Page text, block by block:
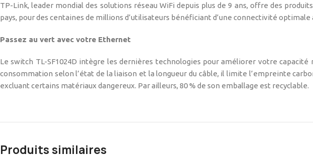
TP-Link, leader mondial des solutions réseau WiFi depuis plus de 9 ans, offre des
pays, pour des centaines de millions d’utilisateurs bénéficiant d’une connectivité optimale
Passez au vert avec votre Ethernet
Le switch TL-SF1024D intègre les dernières technologies pour améliorer votre
consommation selon l’état de la liaison et la longueur du câble, il limite l’empreinte
excluant certains matériaux dangereux. Par ailleurs, 80 % de son emballage est recyclable.
Produits similaires